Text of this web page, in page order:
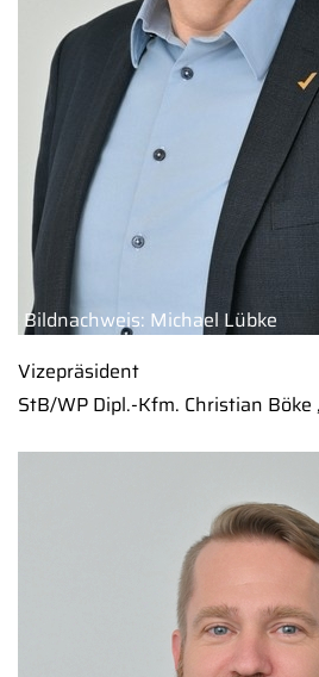
Bildnachweis: Michael Lübke
Vizepräsident
StB/WP Dipl.-Kfm. Christian